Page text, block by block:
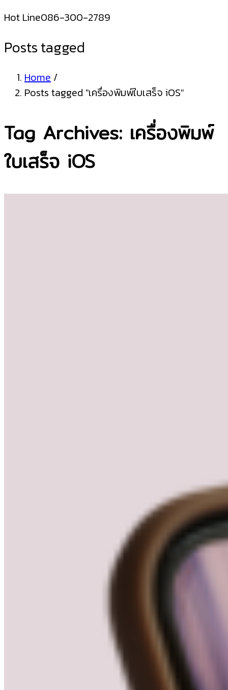
Hot Line086-300-2789
Posts tagged
Home /
Posts tagged "เครื่องพิมพ์ใบเสร็จ iOS"
Tag Archives: เครื่องพิมพ์
ใบเสร็จ iOS